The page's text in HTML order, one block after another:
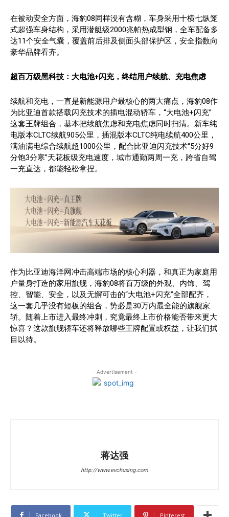
在被动安全方面，海豹08同样没有含糊，车身采用十横七纵笼
式超强车身结构，采用潜艇级2000兆帕热成型钢，全车配备多
达11个安全气囊，覆盖前后排及侧面头部保护区，安全指数向
豪华品牌看齐。
超百万级黑科技：大电池+闪充，终结用户续航、充电焦虑
续航和充电，一直是新能源用户最核心的两大痛点，海豹08作
为比亚迪首款搭载闪充技术的插电混动轿车，“大电池+闪充”
这套王牌组合，基本把续航焦虑和充电焦虑同时扫清。新车纯
电版本CLTC续航905公里，插混版本CLTC纯电续航400公里，
满油满电综合续航超1000公里，配合比亚迪闪充技术“5分好9
分饱3分寒”天花板级充电速度，城市通勤两周一充，跨省自驾
一充直达，都能轻松拿捏。
作为比亚迪海洋网冲击高端市场的核心利器，和真正为家庭用
户量身打造的家用旗舰，海豹08将百万级的外观、内饰、驾
控、智能、安全，以及无懈可击的“大电池+闪充”全部配齐，
这一套几乎没有短板的组合，势必是30万内最全能的旗舰家
轿。随着上市进入最终冲刺，究竟最终上市价格能否带来更大
惊喜？这款旗舰轿车还将释放哪些王牌配置或权益，让我们拭
目以待。
- Advertisement -
蒋达强
http://www.evchuxing.com
Facebook Twitter Pinterest